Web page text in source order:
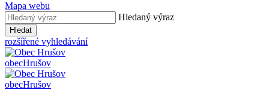
Mapa webu
Hledaný výraz
Hledat
rozšířené vyhledávání
obecHrušov
obecHrušov